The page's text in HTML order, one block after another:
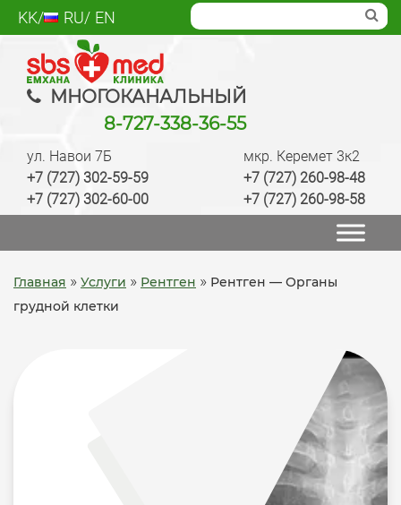
Skip
to
content
KK RU EN
SBS med
Многопрофильный медцентр Алматы,
лаборатория, анализы, диагностика, лечение,
качественно
ул. Навои 7Б
+7 (727) 302-59-59
+7 (727) 302-60-00
мкр. Керемет 3к2
+7 (727) 260-98-48
+7 (727) 260-98-58
МНОГОКАНАЛЬНЫЙ
8-727-338-36-55
Главная » Услуги » Рентген » Рентген — Органы
грудной клетки